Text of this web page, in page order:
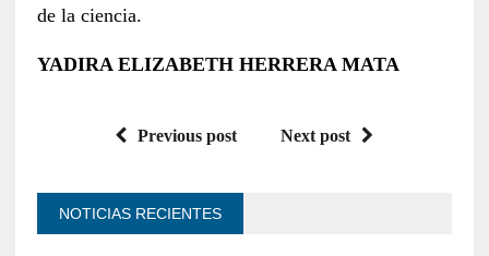
de la ciencia.
YADIRA ELIZABETH HERRERA MATA
Previous post Next post
NOTICIAS RECIENTES